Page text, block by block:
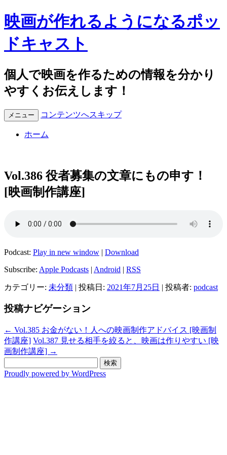
映画が作れるようになるポッ
ドキャスト
個人で映画を作るための情報を分かり
やすくお伝えします！
メニュー コンテンツへスキップ
ホーム
Vol.386 役者募集の文章にもの申す！
[映画制作講座]
Podcast: Play in new window | Download
Subscribe: Apple Podcasts | Android | RSS
カテゴリー: 未分類 | 投稿日: 2021年7月25日 | 投稿者: podcast
投稿ナビゲーション
← Vol.385 お金がない！人への映画制作アドバイス [映画制
作講座] Vol.387 見せる相手を絞ると、映画は作りやすい [映
画制作講座] →
索:
Proudly powered by WordPress